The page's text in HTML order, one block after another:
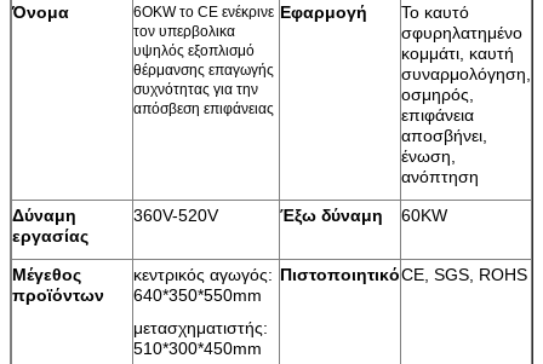
Όνομα
6OKW το CE ενέκρινε
τον υπερβολικα
υψηλός εξοπλισμό
θέρμανσης επαγωγής
συχνότητας για την
απόσβεση επιφάνειας
Εφαρμογή
Το καυτό
σφυρηλατημένο
κομμάτι, καυτή
συναρμολόγηση,
οσμηρός,
επιφάνεια
αποσβήνει,
ένωση,
ανόπτηση
Δύναμη
εργασίας
360V-520V Έξω δύναμη 60KW
Μέγεθος
προϊόντων
κεντρικός αγωγός:
640*350*550mm
μετασχηματιστής:
510*300*450mm
ΠιστοποιητικόCE, SGS, ROHS